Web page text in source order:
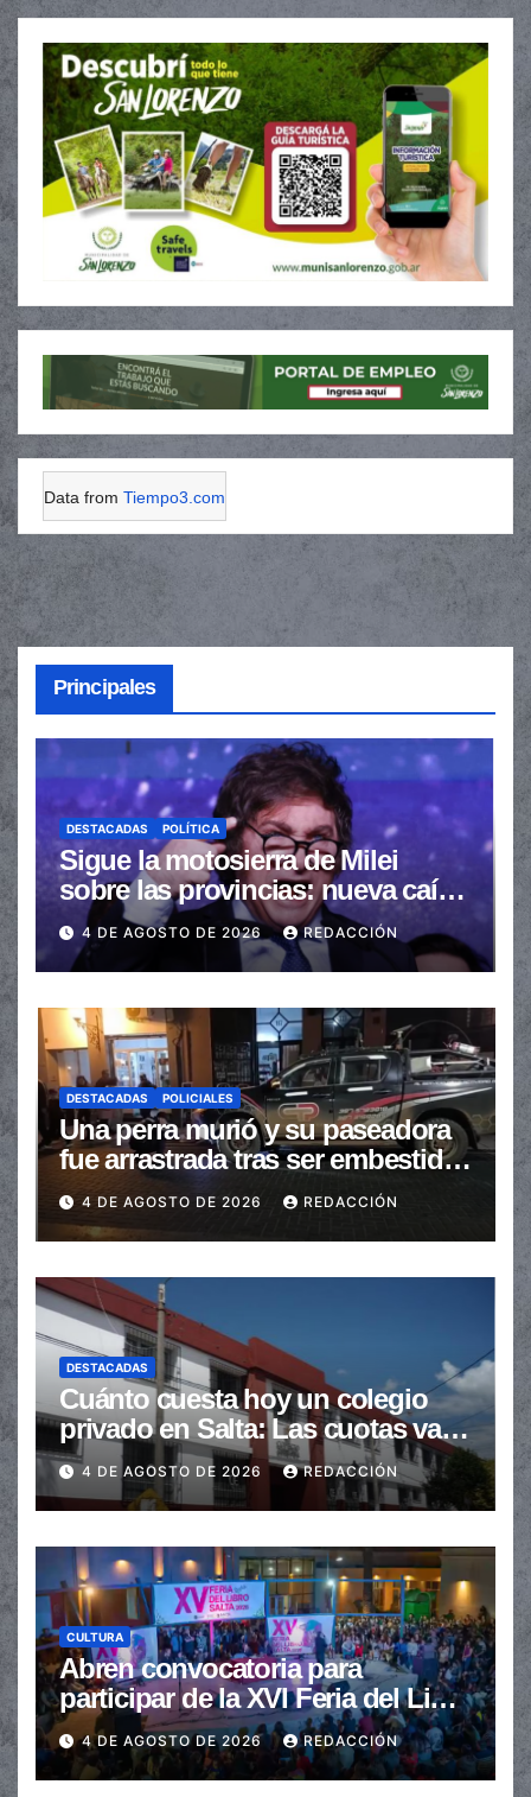
Data from Tiempo3.com
Principales
DESTACADAS POLÍTICA
Sigue la motosierra de Milei
sobre las provincias: nueva caída
de las transferencias no
automáticas
4 DE AGOSTO DE 2026 REDACCIÓN
DESTACADAS POLICIALES
Una perra murió y su paseadora
fue arrastrada tras ser embestidas
en la senda peatonal
4 DE AGOSTO DE 2026 REDACCIÓN
DESTACADAS
Cuánto cuesta hoy un colegio
privado en Salta: Las cuotas van
de $110.000 a más de $600.000
4 DE AGOSTO DE 2026 REDACCIÓN
CULTURA
Abren convocatoria para
participar de la XVI Feria del Libro
de Salta
4 DE AGOSTO DE 2026 REDACCIÓN